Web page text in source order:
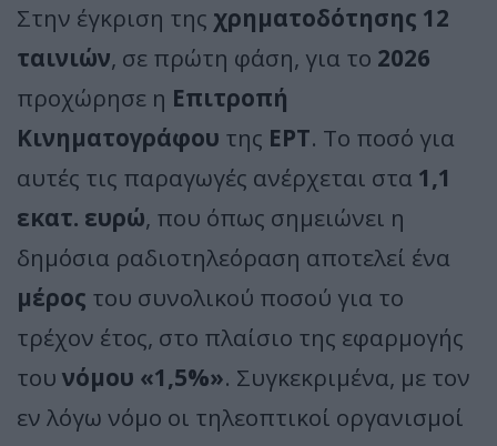
Στην έγκριση της χρηματοδότησης 12
ταινιών, σε πρώτη φάση, για το 2026
προχώρησε η Επιτροπή
Κινηματογράφου της ΕΡΤ. Το ποσό για
αυτές τις παραγωγές ανέρχεται στα 1,1
εκατ. ευρώ, που όπως σημειώνει η
δημόσια ραδιοτηλεόραση αποτελεί ένα
μέρος του συνολικού ποσού για το
τρέχον έτος, στο πλαίσιο της εφαρμογής
του νόμου «1,5%». Συγκεκριμένα, με τον
εν λόγω νόμο οι τηλεοπτικοί οργανισμοί